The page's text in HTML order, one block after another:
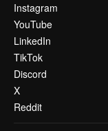
Instagram
YouTube
LinkedIn
TikTok
Discord
X
Reddit